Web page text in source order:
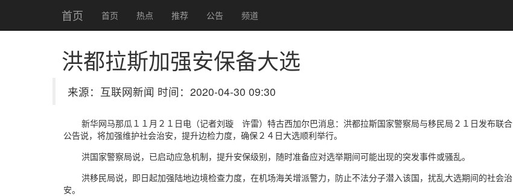
首页 首页 热点 推荐 公告 频道
洪都拉斯加强安保备大选
来源：互联网新闻 时间：2020-04-30 09:30
新华网马那瓜１１月２１日电（记者刘璇 许雷）特古西加尔巴消息：洪都拉斯国家警察局与移民局２１日发布联合
公告说，将加强维护社会治安，提升边检力度，确保２４日大选顺利举行。
洪国家警察局说，已启动应急机制，提升安保级别，随时准备应对选举期间可能出现的突发事件或骚乱。
洪移民局说，即日起加强陆地边境检查力度，在机场海关增派警力，防止不法分子潜入该国，扰乱大选期间的社会治
安。